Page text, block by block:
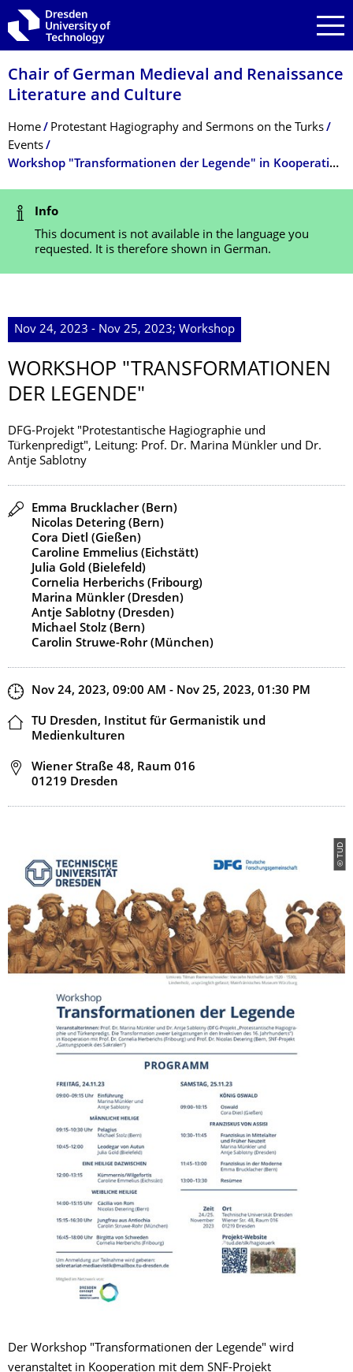
Skip to main navigation
Skip to search
Skip to content
Chair of German Medieval and Renaissance
Literature and Culture
Breadcrumb Menu
Home
Protestant Hagiography and Sermons on the Turks
Events
Workshop "Transformationen der Legende" in Kooperation mit Bern und Fribourg
Status Message
Info
This document is not available in the language you
requested. It is therefore shown in German.
Nov 24, 2023 - Nov 25, 2023; Workshop
WORKSHOP "TRANSFORMATION­EN
DER LEGENDE"
DFG-Projekt "Protestantische Hagiographie und
Türkenpredigt", Leitung: Prof. Dr. Marina Münkler und Dr.
Antje Sablotny
Speaker(s)
Emma Brucklacher (Bern)
Nicolas Detering (Bern)
Cora Dietl (Gießen)
Caroline Emmelius (Eichstätt)
Julia Gold (Bielefeld)
Cornelia Herberichs (Fribourg)
Marina Münkler (Dresden)
Antje Sablotny (Dresden)
Michael Stolz (Bern)
Carolin Struwe-Rohr (München)
Start and end time
Nov 24, 2023, 09:00 AM - Nov 25, 2023, 01:30 PM
Location
TU Dresden, Institut für Germanistik und
Medienkulturen
Address
Wiener Straße 48, Raum 016
01219 Dresden
© TUD
Der Workshop "Transformationen der Legende" wird
veranstaltet in Kooperation mit dem SNF-Projekt